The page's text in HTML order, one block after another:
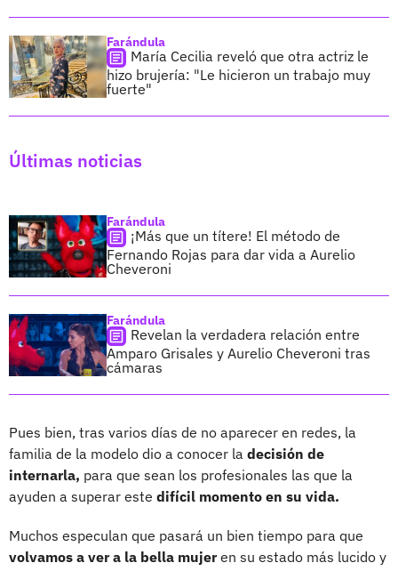
Farándula
María Cecilia reveló que otra actriz le
hizo brujería: "Le hicieron un trabajo muy
fuerte"
Últimas noticias
Farándula
¡Más que un títere! El método de
Fernando Rojas para dar vida a Aurelio
Cheveroni
Farándula
Revelan la verdadera relación entre
Amparo Grisales y Aurelio Cheveroni tras
cámaras
Pues bien, tras varios días de no aparecer en redes, la
familia de la modelo dio a conocer la decisión de
internarla, para que sean los profesionales las que la
ayuden a superar este difícil momento en su vida.
Muchos especulan que pasará un bien tiempo para que
volvamos a ver a la bella mujeren su estado más lucido y